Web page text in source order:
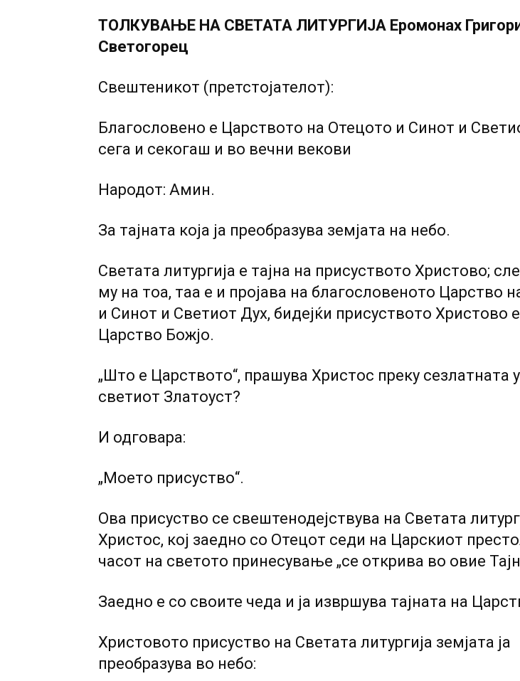
ТОЛКУВАЊЕ НА СВЕТАТА ЛИТУРГИЈА Еромонах
Светогорец
Свештеникот (претстојателот):
Благословено е Царството на Отецото и Синот и
сега и секогаш и во вечни векови
Народот: Амин.
За тајната која ја преобразува земјата на небо.
Светата литургија е тајна на присуството Христово;
му на тоа, таа е и пројава на благословеното Царство
и Синот и Светиот Дух, бидејќи присуството Христово
Царство Божјо.
„Што е Царството“, прашува Христос преку сезлатната
светиот Златоуст?
И одговара:
„Моето присуство“.
Ова присуство се свештенодејствува на Светата
Христос, кој заедно со Отецот седи на Царскиот
часот на светото принесување „се открива во овие
Заедно е со своите чеда и ја извршува тајната на
Христовото присуство на Светата литургија земјата ја
преобразува во небо: